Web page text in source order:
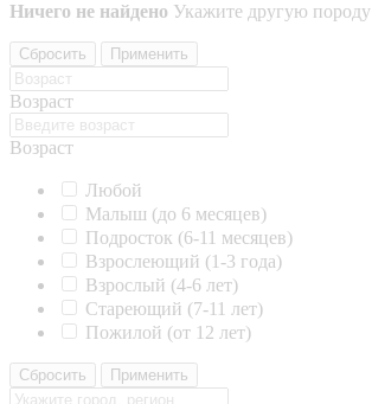
Ничего не найдено Укажите другую породу
Сбросить Применить
Возраст
Возраст
Любой
Малыш (до 6 месяцев)
Подросток (6-11 месяцев)
Взрослеющий (1-3 года)
Взрослый (4-6 лет)
Стареющий (7-11 лет)
Пожилой (от 12 лет)
Сбросить Применить